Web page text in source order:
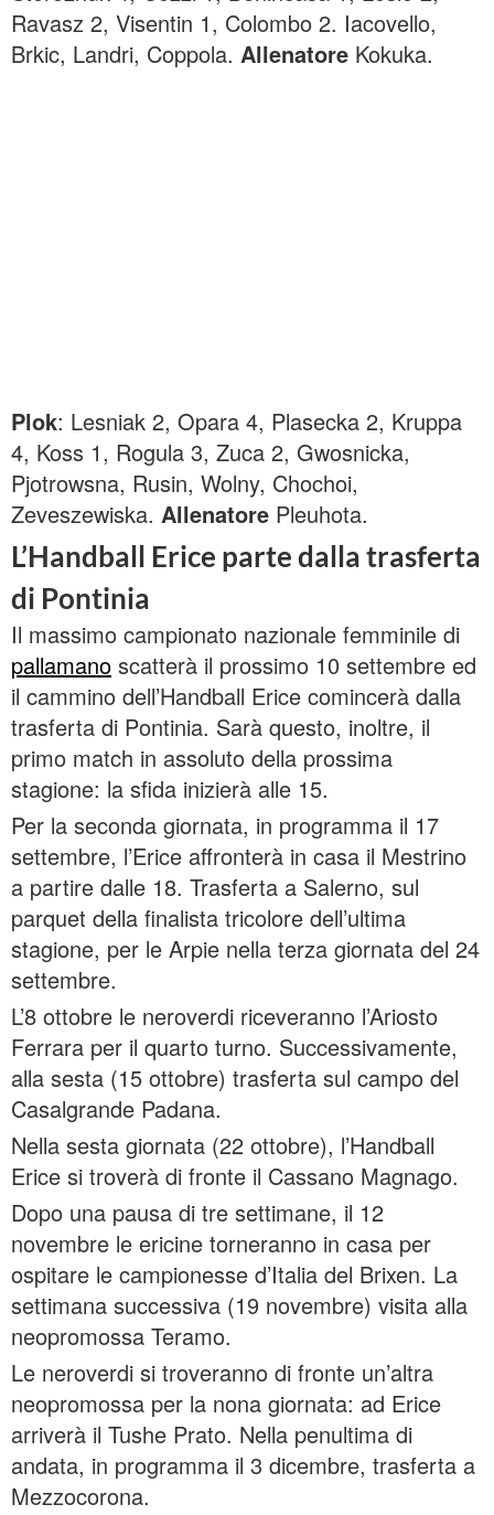
Ravasz 2, Visentin 1, Colombo 2. Iacovello,
Brkic, Landri, Coppola. Allenatore Kokuka.
Plok: Lesniak 2, Opara 4, Plasecka 2, Kruppa
4, Koss 1, Rogula 3, Zuca 2, Gwosnicka,
Pjotrowsna, Rusin, Wolny, Chochoi,
Zeveszewiska. Allenatore Pleuhota.
L’Handball Erice parte dalla trasferta
di Pontinia
Il massimo campionato nazionale femminile di
pallamano scatterà il prossimo 10 settembre ed
il cammino dell’Handball Erice comincerà dalla
trasferta di Pontinia. Sarà questo, inoltre, il
primo match in assoluto della prossima
stagione: la sfida inizierà alle 15.
Per la seconda giornata, in programma il 17
settembre, l’Erice affronterà in casa il Mestrino
a partire dalle 18. Trasferta a Salerno, sul
parquet della finalista tricolore dell’ultima
stagione, per le Arpie nella terza giornata del 24
settembre.
L’8 ottobre le neroverdi riceveranno l’Ariosto
Ferrara per il quarto turno. Successivamente,
alla sesta (15 ottobre) trasferta sul campo del
Casalgrande Padana.
Nella sesta giornata (22 ottobre), l’Handball
Erice si troverà di fronte il Cassano Magnago.
Dopo una pausa di tre settimane, il 12
novembre le ericine torneranno in casa per
ospitare le campionesse d’Italia del Brixen. La
settimana successiva (19 novembre) visita alla
neopromossa Teramo.
Le neroverdi si troveranno di fronte un’altra
neopromossa per la nona giornata: ad Erice
arriverà il Tushe Prato. Nella penultima di
andata, in programma il 3 dicembre, trasferta a
Mezzocorona.